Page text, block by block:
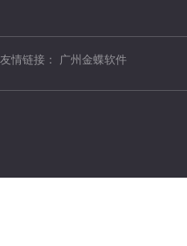
友情链接： 广州金蝶软件